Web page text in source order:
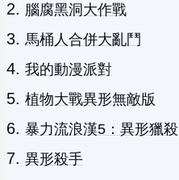
腦腐黑洞大作戰
馬桶人合併大亂鬥
我的動漫派對
植物大戰異形無敵版
暴力流浪漢5：異形獵殺
異形殺手